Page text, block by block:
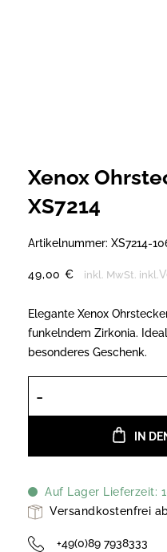
Xenox
XS7214
Artikelnummer: XS7214-
49,00€ inkl. MwSt. inkl.
Elegante Xenox
funkelndem Zirkonia.
besonderes Geschenk.
IN
Auf Lager Lieferzeit:
Versandkostenfrei
+49(0)89 7938333